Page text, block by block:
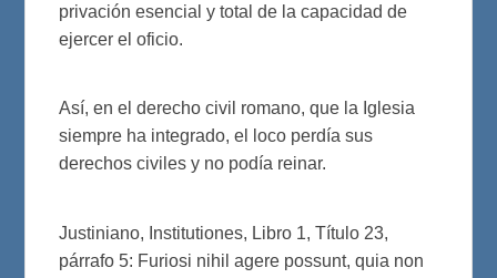
privación esencial y total de la capacidad de
ejercer el oficio.
Así, en el derecho civil romano, que la Iglesia
siempre ha integrado, el loco perdía sus
derechos civiles y no podía reinar.
Justiniano, Institutiones, Libro 1, Título 23,
párrafo 5: Furiosi nihil agere possunt, quia non